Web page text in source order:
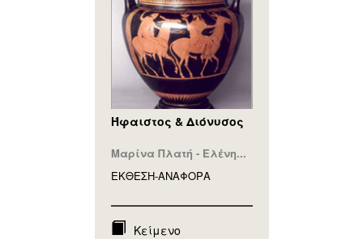
Ήφαιστος & Διόνυσος
Μαρίνα Πλατή - Ελένη...
ΕΚΘΕΣΗ-ΑΝΑΦΟΡA
Κείμενο